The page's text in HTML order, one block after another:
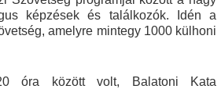
képzések és találkozók. Idén a
amelyre mintegy 1000 külhoni
óra között volt, Balatoni Kata